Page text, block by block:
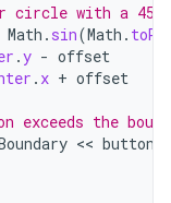
with a 45-
Math . sin(Math .
.y - offset
. x + offset
exceeds the
<<